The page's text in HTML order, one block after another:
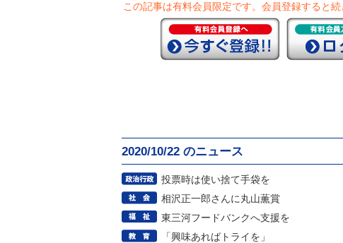
この記事は有料会員限定です。 会員登録すると続
2020/10/22 のニュース
投票時は使い捨て手袋を
相沢正一郎さんに丸山薫賞
東三河フードバンクへ支援を
「興味あればトライを」